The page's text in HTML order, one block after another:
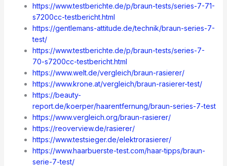
https://www.testberichte.de/p/braun-tests/series-7-71-
s7200cc-testbericht.html
https://gentlemans-attitude.de/technik/braun-series-7-
test/
https://www.testberichte.de/p/braun-tests/series-7-
70-s7200cc-testbericht.html
https://www.welt.de/vergleich/braun-rasierer/
https://www.krone.at/vergleich/braun-rasierer-test/
https://beauty-
report.de/koerper/haarentfernung/braun-series-7-test
https://www.vergleich.org/braun-rasierer/
https://reoverview.de/rasierer/
https://www.testsieger.de/elektrorasierer/
https://www.haarbuerste-test.com/haar-tipps/braun-
serie-7-test/